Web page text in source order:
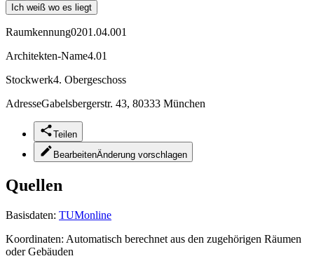
Ich weiß wo es liegt
Raumkennung0201.04.001
Architekten-Name4.01
Stockwerk4. Obergeschoss
AdresseGabelsbergerstr. 43, 80333 München
Teilen
BearbeitenÄnderung vorschlagen
Quellen
Basisdaten: TUMonline
Koordinaten: Automatisch berechnet aus den zugehörigen Räumen
oder Gebäuden